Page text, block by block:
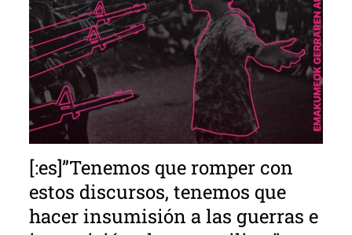
[:es]”Tenemos que romper con
estos discursos, tenemos que
hacer insumisión a las guerras e